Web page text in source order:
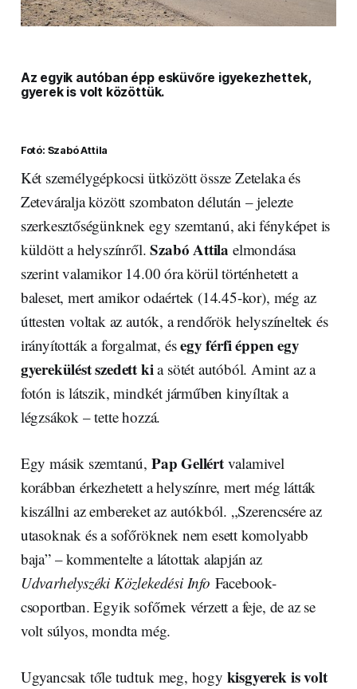
Az egyik autóban épp esküvőre igyekezhettek,
gyerek is volt közöttük.
Fotó: Szabó Attila
Két személygépkocsi ütközött össze Zetelaka és
Zeteváralja között szombaton délután – jelezte
szerkesztőségünknek egy szemtanú, aki fényképet is
küldött a helyszínről.Szabó Attila elmondása
szerint valamikor 14.00 óra körül történhetett a
baleset, mert amikor odaértek (14.45-kor), még az
úttesten voltak az autók, a rendőrök helyszíneltek és
irányították a forgalmat, ésegy férfi éppen egy
gyerekülést szedett kia sötét autóból. Amint az a
fotón is látszik, mindkét járműben kinyíltak a
légzsákok – tette hozzá.
Egy másik szemtanú, Pap Gellértvalamivel
korábban érkezhetett a helyszínre, mert még látták
kiszállni az embereket az autókból. „Szerencsére az
utasoknak és a sofőröknek nem esett komolyabb
baja” – kommentelte a látottak alapján az
Udvarhelyszéki Közlekedési Info Facebook-
csoportban. Egyik sofőrnek vérzett a feje, de az se
volt súlyos, mondta még.
Ugyancsak tőle tudtuk meg, hogy kisgyerek is volt